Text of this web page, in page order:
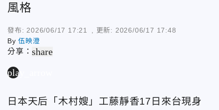
風格
發布: 2026/06/17 17:21 , 更新: 2026/06/17 17:48
By伍映澄
分享：share
play_arrow
日本天后「木村嫂」工藤靜香17日來台現身